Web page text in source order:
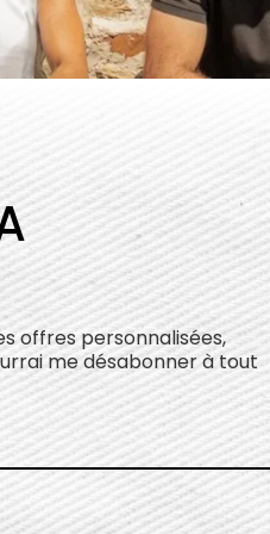
offres personnalisées,
me désabonner à tout